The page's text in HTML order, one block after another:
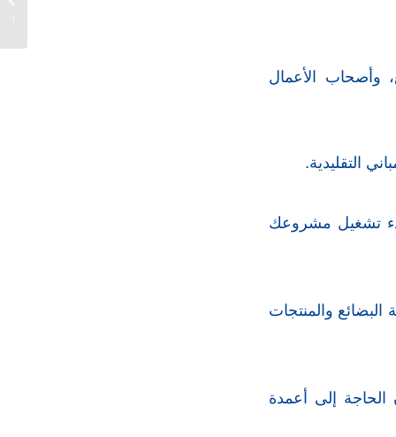
وأصحاب الأعمال
التقليدية.
تشغيل مشروعك
والمنتجات
الحاجة إلى أعمدة
2026...